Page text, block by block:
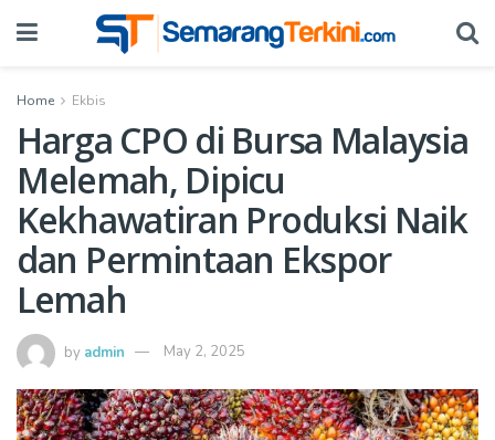
Home Ekbis
Harga CPO di Bursa Malaysia
Melemah, Dipicu
Kekhawatiran Produksi Naik
dan Permintaan Ekspor
Lemah
by admin May 2, 2025